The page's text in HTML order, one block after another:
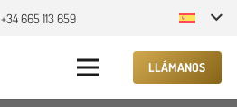
+34 665 113 659
LLÁMANOS